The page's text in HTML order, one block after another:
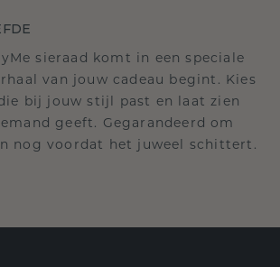
sieraad komt in een speciale
van jouw cadeau begint. Kies
bij jouw stijl past en laat zien
geeft. Gegarandeerd om
nog voordat het juweel schittert.